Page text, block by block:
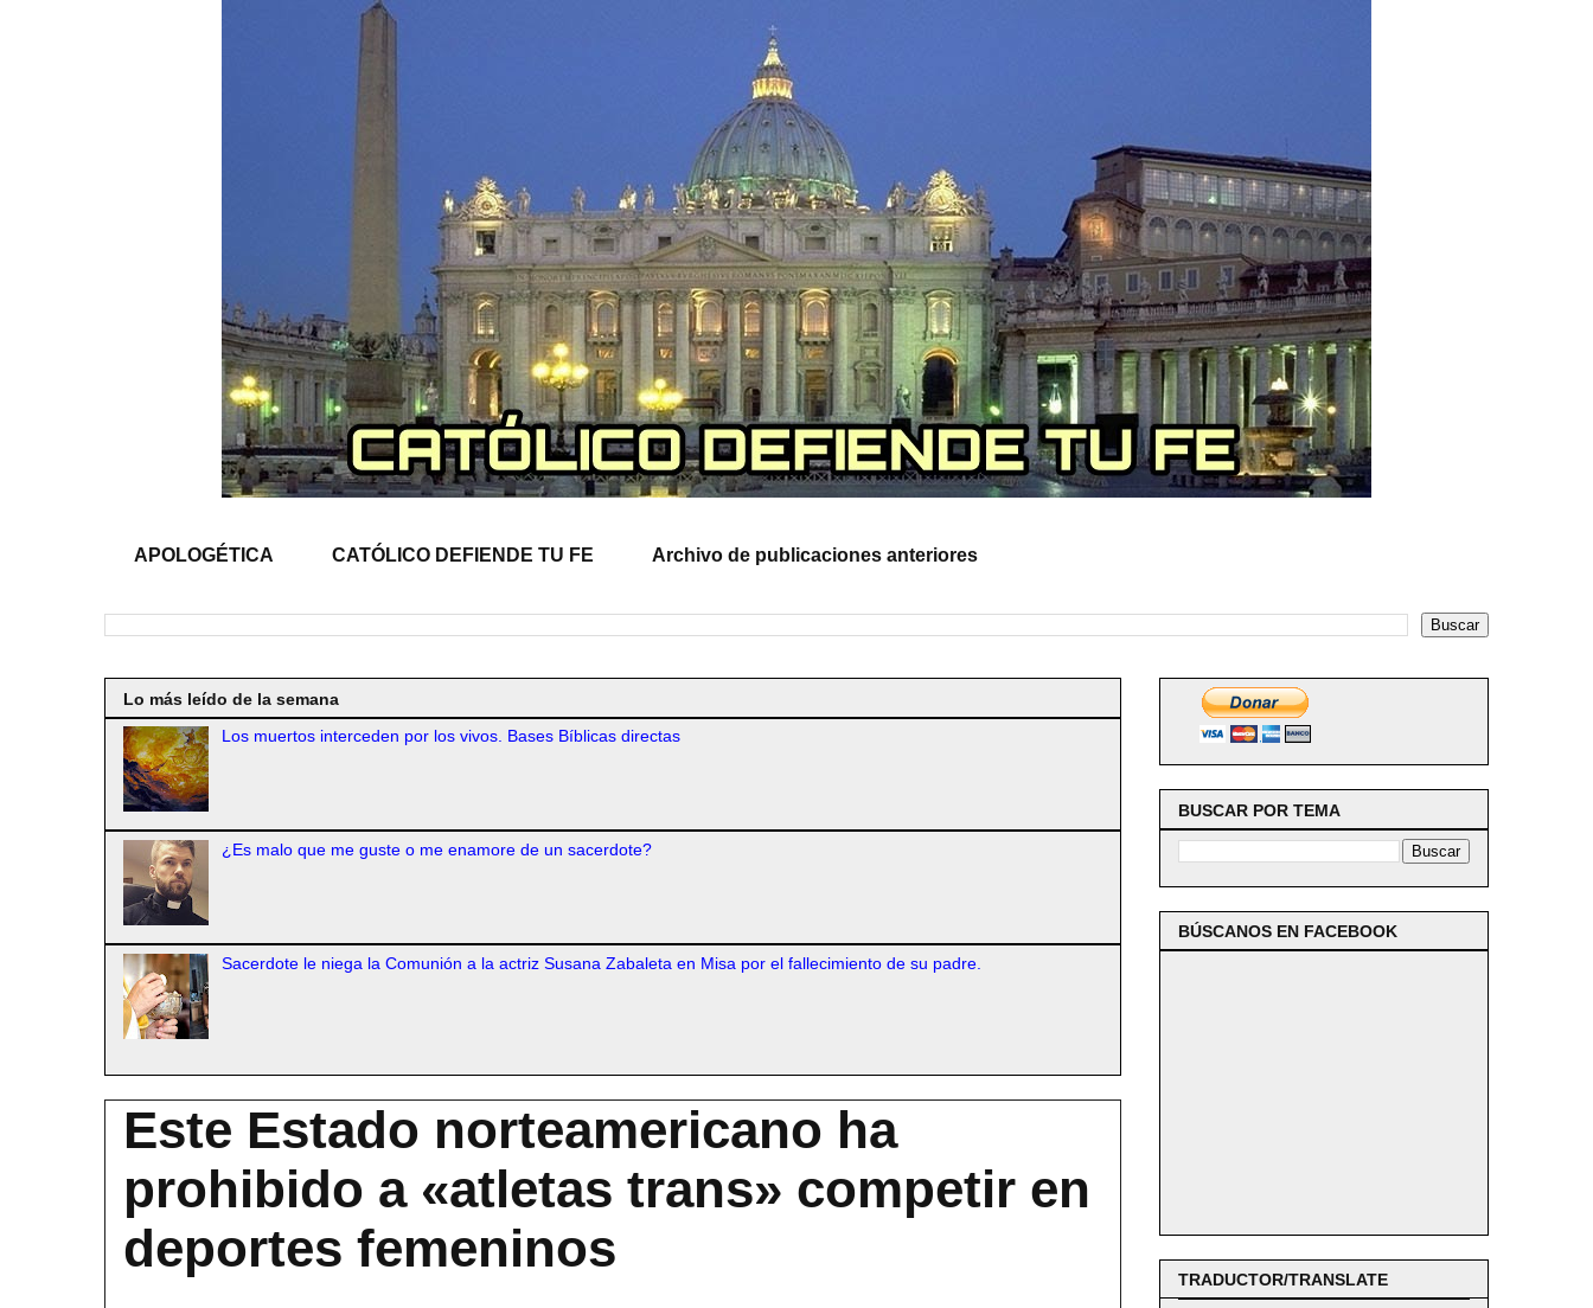
APOLOGÉTICA CATÓLICO DEFIENDE TU FE Archivo de publicaciones anteriores
Lo más leído de la semana
Los muertos interceden por los vivos. Bases Bíblicas directas
¿Es malo que me guste o me enamore de un sacerdote?
Sacerdote le niega la Comunión a la actriz Susana Zabaleta en Misa por el fallecimiento de su padre.
Este Estado norteamericano ha
prohibido a «atletas trans» competir en
deportes femeninos
BUSCAR POR TEMA
BÚSCANOS EN FACEBOOK
TRADUCTOR/TRANSLATE